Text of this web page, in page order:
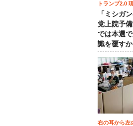
トランプ2.0
「ミシガ
党上院予
では本選
識を覆すか
右の耳から左